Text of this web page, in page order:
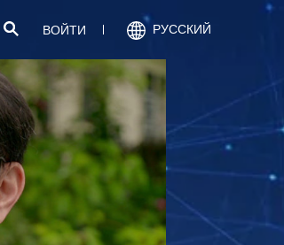
ВОЙТИ РУССКИЙ